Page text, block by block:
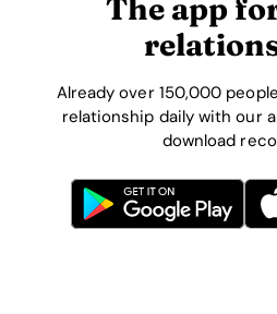
The app
Already over 150,000
relationship daily with our
download